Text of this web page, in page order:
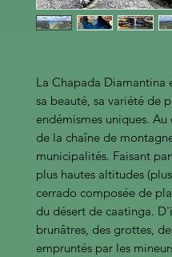
La Chapada Diamantina
sa beauté, sa variété de
endémismes uniques.
de la chaîne de
municipalités. Faisant
plus hautes altitudes
cerrado composée de
du désert de caatinga.
brunâtres, des grottes,
empruntés par les